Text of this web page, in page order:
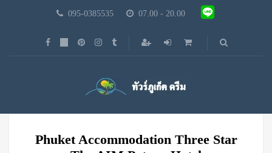
095-0385535 07.00 - 20.00
Phuket Accommodation Three Star